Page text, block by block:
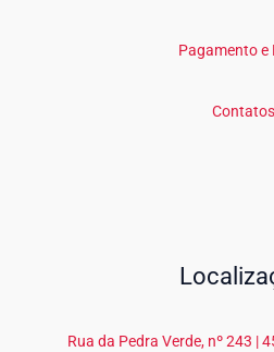
Pagamento e
Contatos
Rua da Pedra Verde, nº 243 |